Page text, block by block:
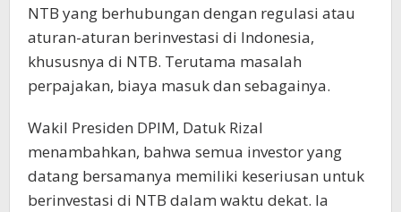
NTB yang berhubungan dengan regulasi atau
aturan-aturan berinvestasi di Indonesia,
khususnya di NTB. Terutama masalah
perpajakan, biaya masuk dan sebagainya.
Wakil Presiden DPIM, Datuk Rizal
menambahkan, bahwa semua investor yang
datang bersamanya memiliki keseriusan untuk
berinvestasi di NTB dalam waktu dekat. Ia